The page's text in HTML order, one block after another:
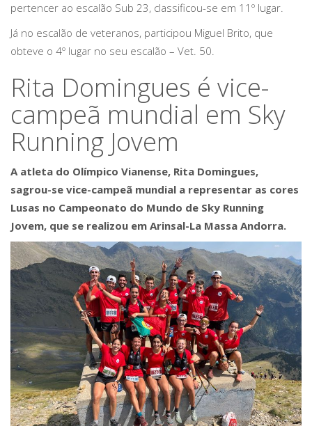
pertencer ao escalão Sub 23, classificou-se em 11º lugar.
Já no escalão de veteranos, participou Miguel Brito, que
obteve o 4º lugar no seu escalão – Vet. 50.
Rita Domingues é vice-
campeã mundial em Sky
Running Jovem
A atleta do Olímpico Vianense, Rita Domingues,
sagrou-se vice-campeã mundial a representar as cores
Lusas no Campeonato do Mundo de Sky Running
Jovem, que se realizou em Arinsal-La Massa Andorra.